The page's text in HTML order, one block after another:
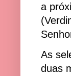
a
As
duas